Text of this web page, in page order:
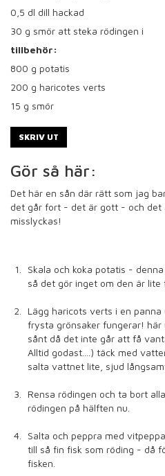
0,5 dl dill hackad
30 g smör att steka rödingen i
tillbehör:
800 g potatis
200 g haricotes verts
15 g smör
SKRIV UT
Gör så här:
Det här en sån där rätt som jag
det går fort - det är gott - och
misslyckas!
Skala och koka potatis -
så det gör inget om den är lite
Lägg haricots verts i en
frysta grönsaker fungerar!
sånt då det inte går att få
Alltid godast....) täck med
salta vattnet lite, sjud
Rensa rödingen och ta bort
rödingen på hälften nu.
Salta och peppra med
till så fin fisk som röding - då
fisken.